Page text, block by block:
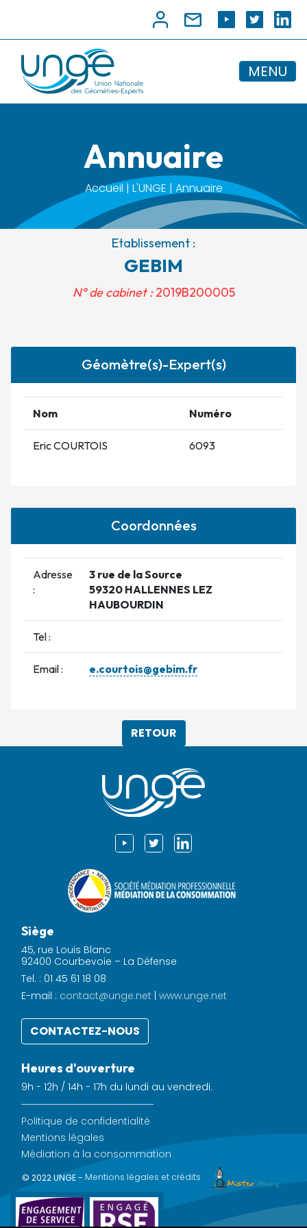
MENU
Annuaire
Accueil | L'UNGE | Annuaire
Etablissement :
GEBIM
N° de cabinet :2019B200005
Géomètre(s)-Expert(s)
Nom Numéro
Eric COURTOIS 6093
Coordonnées
Adresse
:
3 rue de la Source
59320 HALLENNES LEZ
HAUBOURDIN
Tel :
Email : e.courtois@gebim.fr
RETOUR
Siège
45, rue Louis Blanc
92400 Courbevoie – La Défense
Tel. : 01 45 61 18 08
E-mail : contact@unge.net | www.unge.net
CONTACTEZ-NOUS
Heures d'ouverture
9h - 12h / 14h - 17h du lundi au vendredi.
Politique de confidentialité
Mentions légales
Médiation à la consommation
© 2022 UNGE - Mentions légales et crédits